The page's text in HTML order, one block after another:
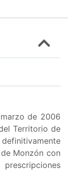
de 2006
Territorio de
Monzón con